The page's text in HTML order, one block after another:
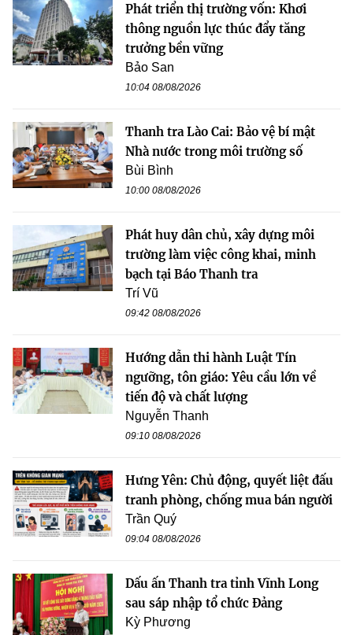
Phát triển thị trường vốn: Khơi
thông nguồn lực thúc đẩy tăng
trưởng bền vững
Bảo San
10:04 08/08/2026
Thanh tra Lào Cai: Bảo vệ bí mật
Nhà nước trong môi trường số
Bùi Bình
10:00 08/08/2026
Phát huy dân chủ, xây dựng môi
trường làm việc công khai, minh
bạch tại Báo Thanh tra
Trí Vũ
09:42 08/08/2026
Hướng dẫn thi hành Luật Tín
ngưỡng, tôn giáo: Yêu cầu lớn về
tiến độ và chất lượng
Nguyễn Thanh
09:10 08/08/2026
Hưng Yên: Chủ động, quyết liệt đấu
tranh phòng, chống mua bán người
Trần Quý
09:04 08/08/2026
Dấu ấn Thanh tra tỉnh Vĩnh Long
sau sáp nhập tổ chức Đảng
Kỳ Phương